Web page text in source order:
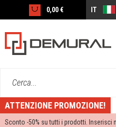
0,00 € IT
Cerca...
ATTENZIONE PROMOZIONE!
Sconto -50% su tutti i prodotti. Inserisci